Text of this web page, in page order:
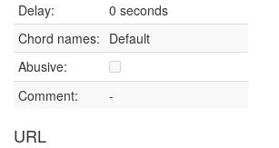
Delay:
0 seconds
Chord names: Default
Abusive:
Comment:
-
URL